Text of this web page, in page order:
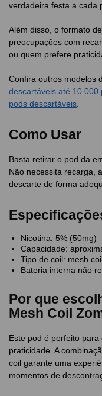
verdadeira festa a cada
Além disso, o formato
preocupações com
ou quem prefere
Confira outros modelos
descartáveis até 10.000
pods descartáveis
Como Usar
Basta retirar o pod da
Não necessita recarga,
descarte de forma
Nicotina: 5% (50mg)
Capacidade:
Tipo de coil: mesh
Bateria interna não
Por que
Mesh Coil
Este pod é perfeito
praticidade. A
coil garante uma
momentos de